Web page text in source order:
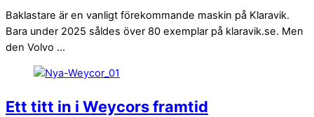
Baklastare är en vanligt förekommande maskin på Klaravik.
Bara under 2025 såldes över 80 exemplar på klaravik.se. Men
den Volvo ...
Ett titt in i Weycors framtid